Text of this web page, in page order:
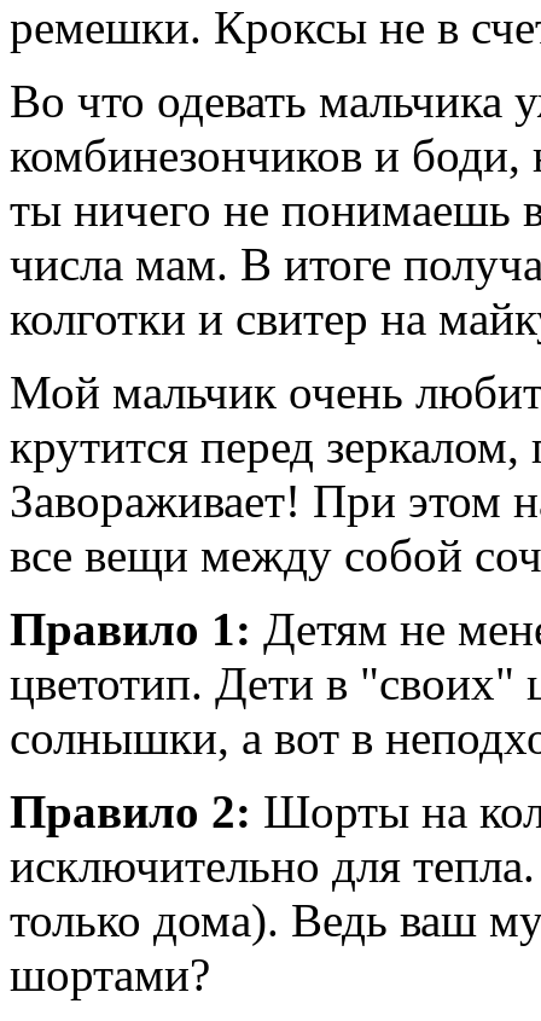
ремешки. Кроксы не в
Во что одевать мальчика
комбинезончиков и
ты ничего не понимаешь
числа мам. В итоге
колготки и свитер на
Мой мальчик очень
крутится перед зеркалом,
Завораживает! При этом
все вещи между собой
Правило 1: Детям не
цветотип. Дети в "своих"
солнышки, а вот в
Правило 2: Шорты на
исключительно для
только дома). Ведь ваш
шортами?